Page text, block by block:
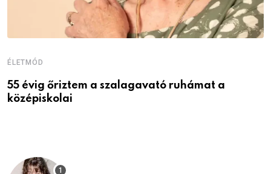
ÉLETMÓD
55 évig őriztem a szalagavató ruhámat a
középiskolai